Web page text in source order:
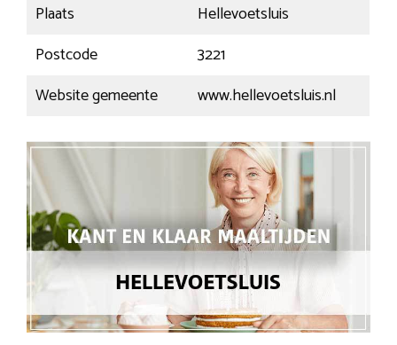
Plaats
Hellevoetsluis
Postcode
3221
Website gemeente
www.hellevoetsluis.nl